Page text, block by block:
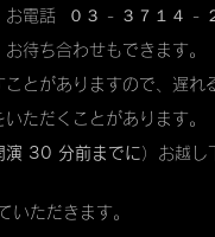
電話 ０３ - ３７１４ -
待ち合わせもできます。
とがありますので、遅れ
ただくことがあります。
演 30 分前までに）お越し
いただきます。